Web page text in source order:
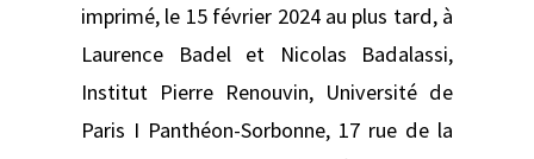
imprimé, le 15 février 2024 au plus tard, à
Laurence Badel et Nicolas Badalassi,
Institut Pierre Renouvin, Université de
Paris I Panthéon-Sorbonne, 17 rue de la